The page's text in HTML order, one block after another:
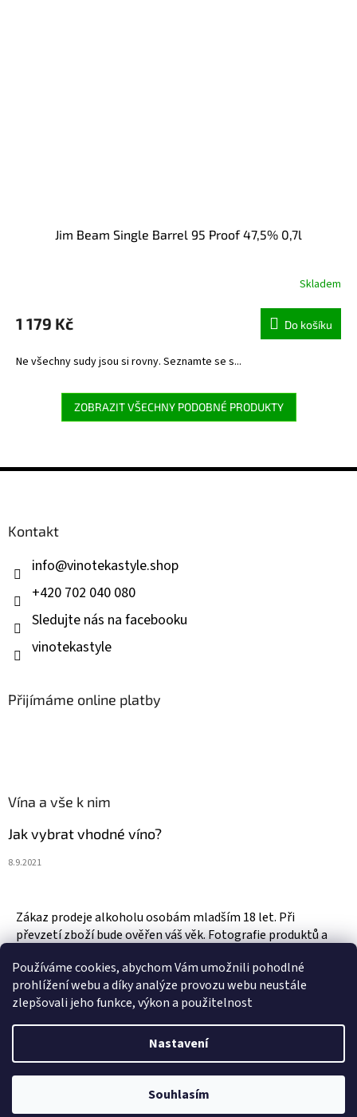
Používáme cookies, abychom Vám umožnili pohodlné
prohlížení webu a díky analýze provozu webu neustále
zlepšovali jeho funkce, výkon a použitelnost
Nastavení
Souhlasím
Jim Beam Single Barrel 95 Proof 47,5% 0,7l
Skladem
1 179 Kč Do košíku
Ne všechny sudy jsou si rovny. Seznamte se s...
ZOBRAZIT VŠECHNY PODOBNÉ PRODUKTY
Z
Kontakt
info@vinotekastyle.shop
+420 702 040 080
Sledujte nás na facebooku
vinotekastyle
Přijímáme online platby
Vína a vše k nim
Jak vybrat vhodné víno?
8.9.2021
Zákaz prodeje alkoholu osobám mladším 18 let. Při
převzetí zboží bude ověřen váš věk. Fotografie produktů a
Copyright 2026Vinotéka & Alkotéka Style. Všechna práva
Upravit nastavení cookies